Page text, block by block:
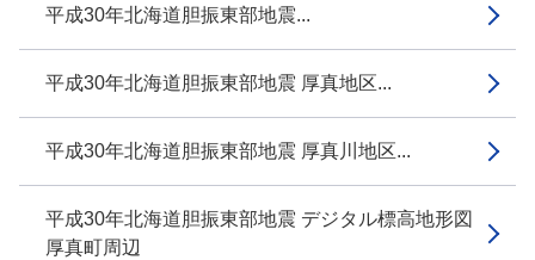
平成30年北海道胆振東部地震...
平成30年北海道胆振東部地震 厚真地区...
平成30年北海道胆振東部地震 厚真川地区...
平成30年北海道胆振東部地震 デジタル標高地形図
厚真町周辺